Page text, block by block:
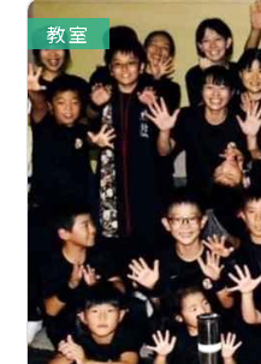
教室